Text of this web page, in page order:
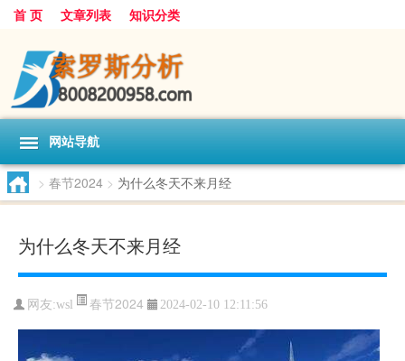
首 页 文章列表 知识分类
网站导航
> 春节2024 > 为什么冬天不来月经
为什么冬天不来月经
网友:wsl 春节2024 2024-02-10 12:11:56